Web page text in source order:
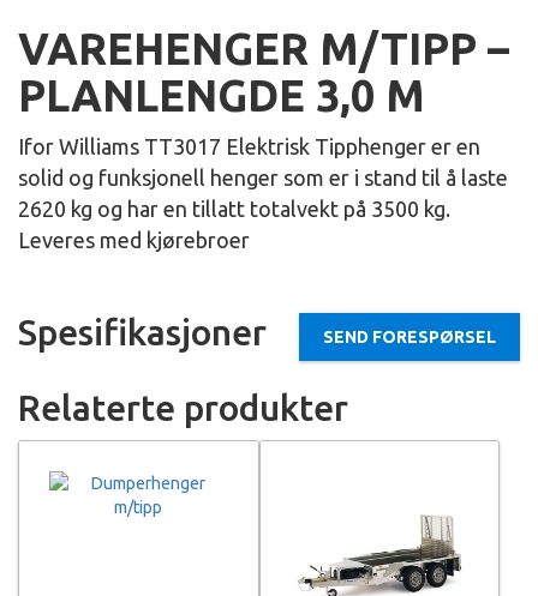
VAREHENGER M/TIPP –
PLANLENGDE 3,0 M
Ifor Williams TT3017 Elektrisk Tipphenger er en
solid og funksjonell henger som er i stand til å laste
2620 kg og har en tillatt totalvekt på 3500 kg.
Leveres med kjørebroer
Spesifikasjoner SEND FORESPØRSEL
Relaterte produkter